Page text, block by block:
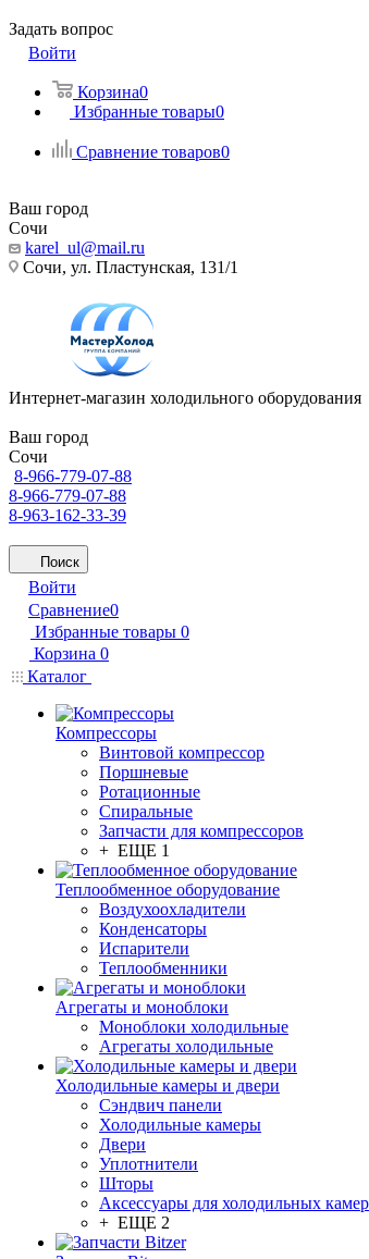
Задать вопрос
Войти
Корзина0
Избранные товары0
Сравнение товаров0
Ваш город
Сочи
karel_ul@mail.ru
Сочи, ул. Пластунская, 131/1
Интернет-магазин холодильного оборудования
Ваш город
Сочи
8-966-779-07-88
8-966-779-07-88
8-963-162-33-39
Поиск
Войти
Сравнение0
Избранные товары 0
Корзина 0
Каталог
Компрессоры
Винтовой компрессор
Поршневые
Ротационные
Спиральные
Запчасти для компрессоров
+ ЕЩЕ 1
Теплообменное оборудование
Воздухоохладители
Конденсаторы
Испарители
Теплообменники
Агрегаты и моноблоки
Моноблоки холодильные
Агрегаты холодильные
Холодильные камеры и двери
Сэндвич панели
Холодильные камеры
Двери
Уплотнители
Шторы
Аксессуары для холодильных камер
+ ЕЩЕ 2